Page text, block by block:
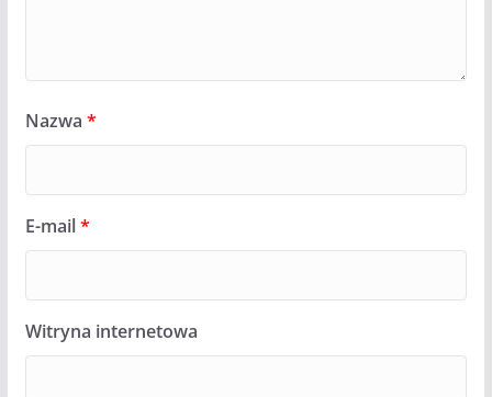
Nazwa *
E-mail*
Witryna internetowa